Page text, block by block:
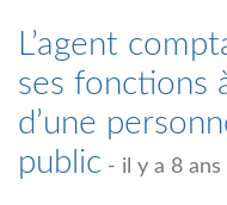
L’agent
ses fonctions
d’une
public - il y a 8 ans